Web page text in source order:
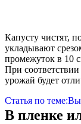
Капусту чистят,
укладывают
промежуток в 10
При
урожай будет
Статья по теме:
В пленке